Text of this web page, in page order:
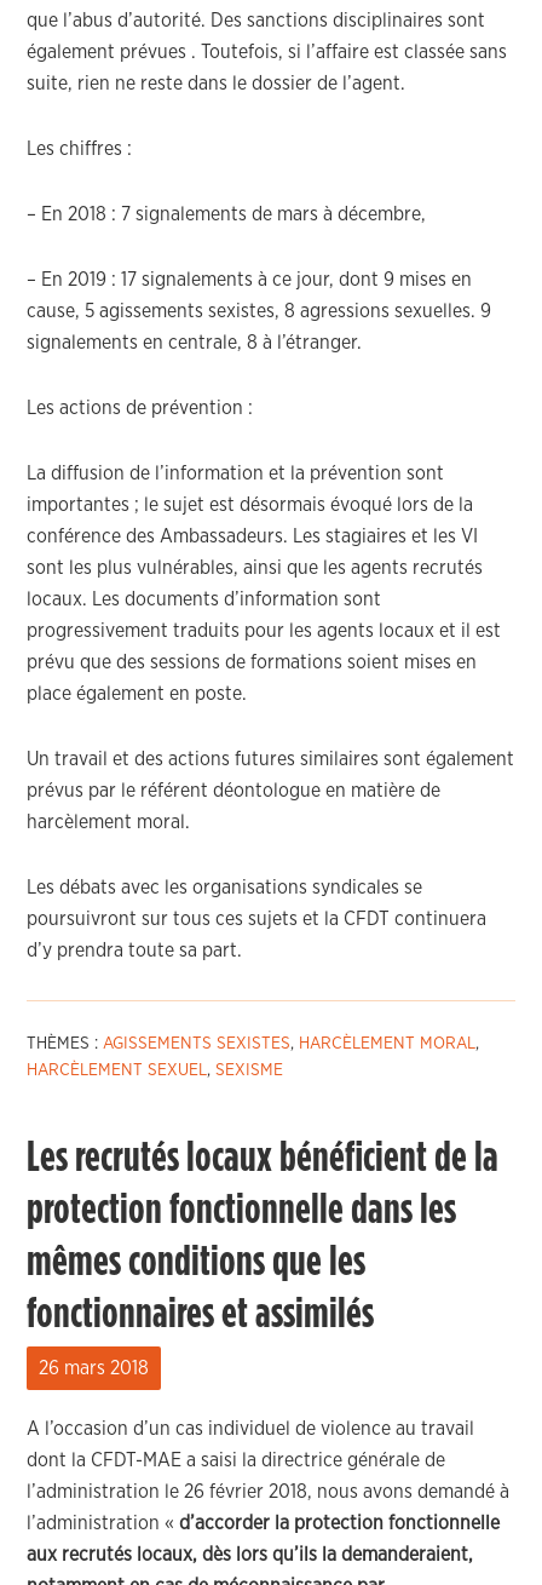
que l’abus d’autorité. Des sanctions disciplinaires sont
également prévues . Toutefois, si l’affaire est classée sans
suite, rien ne reste dans le dossier de l’agent.
Les chiffres :
– En 2018 : 7 signalements de mars à décembre,
– En 2019 : 17 signalements à ce jour, dont 9 mises en
cause, 5 agissements sexistes, 8 agressions sexuelles. 9
signalements en centrale, 8 à l’étranger.
Les actions de prévention :
La diffusion de l’information et la prévention sont
importantes ; le sujet est désormais évoqué lors de la
conférence des Ambassadeurs. Les stagiaires et les VI
sont les plus vulnérables, ainsi que les agents recrutés
locaux. Les documents d’information sont
progressivement traduits pour les agents locaux et il est
prévu que des sessions de formations soient mises en
place également en poste.
Un travail et des actions futures similaires sont également
prévus par le référent déontologue en matière de
harcèlement moral.
Les débats avec les organisations syndicales se
poursuivront sur tous ces sujets et la CFDT continuera
d’y prendra toute sa part.
THÈMES :AGISSEMENTS SEXISTES, HARCÈLEMENT MORAL,
HARCÈLEMENT SEXUEL,SEXISME
Les recrutés locaux bénéficient de la
protection fonctionnelle dans les
mêmes conditions que les
fonctionnaires et assimilés
26 mars 2018
A l’occasion d’un cas individuel de violence au travail
dont la CFDT-MAE a saisi la directrice générale de
l’administration le 26 février 2018, nous avons demandé à
l’administration «d’accorder la protection fonctionnelle
aux recrutés locaux, dès lors qu’ils la demanderaient,